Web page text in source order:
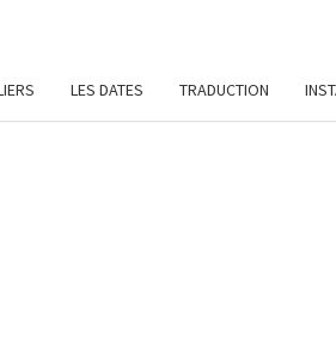
LES DATES TRADUCTION